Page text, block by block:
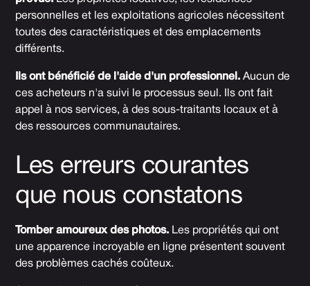
personnelles et les exploitations agricoles nécessitent
toutes des caractéristiques et des emplacements
différents.
Ils ont bénéficié de l'aide d'un professionnel. Aucun de
ces acheteurs n'a suivi le processus seul. Ils ont fait
appel à nos services, à des sous-traitants locaux et à
des ressources communautaires.
Les erreurs courantes
que nous constatons
Tomber amoureux des photos. Les propriétés qui ont
une apparence incroyable en ligne présentent souvent
des problèmes cachés coûteux.